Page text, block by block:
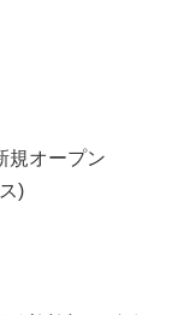
規オープン
)